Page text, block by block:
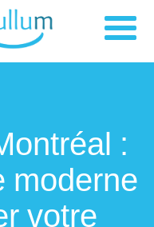
:
moderne
votre